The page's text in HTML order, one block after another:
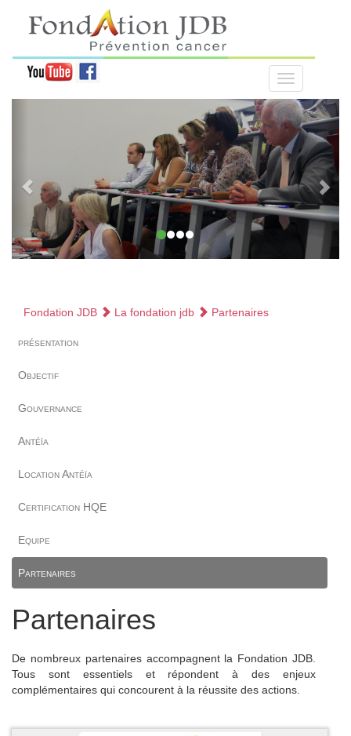
Fondation JDB La fondation jdb Partenaires
présentation
Objectif
Gouvernance
Antéïa
Location Antéïa
Certification HQE
Equipe
Partenaires
Partenaires
De nombreux partenaires accompagnent la Fondation JDB.
Tous sont essentiels et répondent à des enjeux
complémentaires qui concourent à la réussite des actions.